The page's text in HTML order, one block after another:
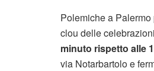
Polemiche a
clou delle
minuto rispetto alle
via Notarbartolo e